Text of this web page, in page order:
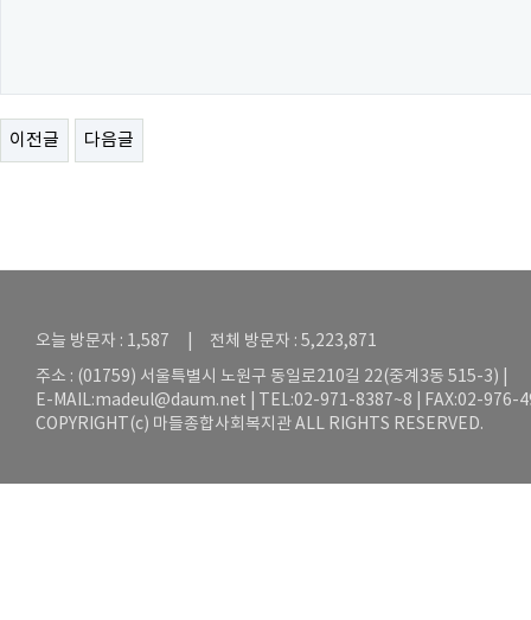
이전글 다음글
오늘 방문자 : 1,587 | 전체 방문자 : 5,223,871
주소 : (01759) 서울특별시 노원구 동일로210길 22(중계3동 515-3) |
E-MAIL:madeul@daum.net | TEL:02-971-8387~8 | FAX:02-976-
COPYRIGHT(c) 마들종합사회복지관 ALL RIGHTS RESERVED.